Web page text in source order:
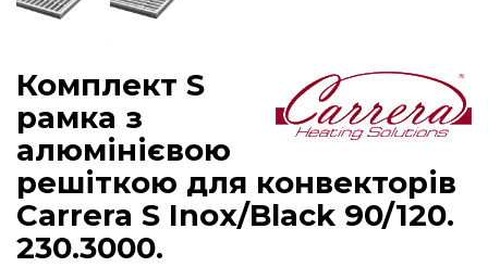
Комплект S
рамка з
алюмінієвою
решіткою для конвекторів
Carrera S Inox/Black 90/120.
230.3000.